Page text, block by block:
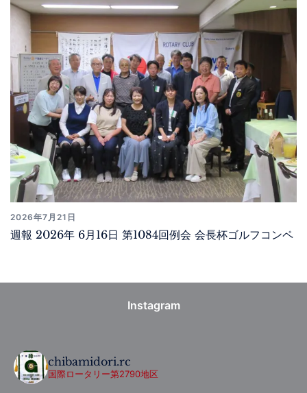
2026年7月21日
週報 2026年 6月16日 第1084回例会 会長杯ゴルフコンペ
Instagram
chibamidori.rc
国際ロータリー第2790地区